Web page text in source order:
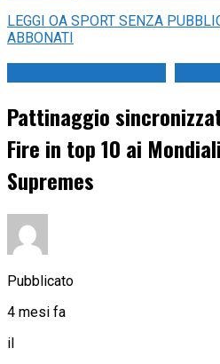
LEGGI OA SPORT SENZA
ABBONATI
Pattinaggio
Fire in top 10 ai
Supremes
Pubblicato
4 mesi fa
il